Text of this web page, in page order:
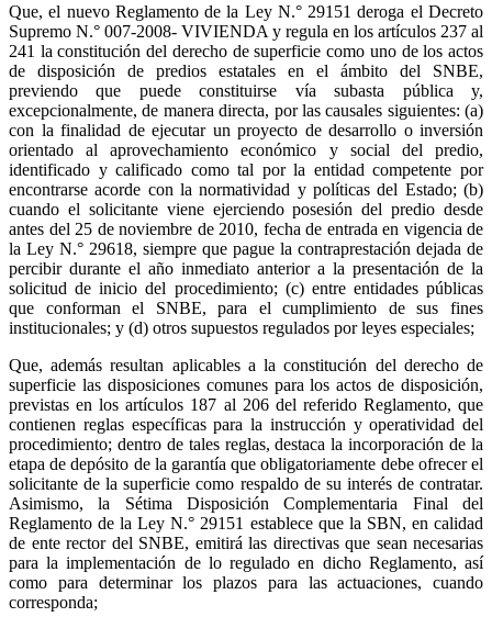
Que, el nuevo Reglamento de la Ley N.° 29151 deroga el Decreto
Supremo N.° 007-2008- VIVIENDA y regula en los artículos 237 al
241 la constitución del derecho de superficie como uno de los actos
de disposición de predios estatales en el ámbito del SNBE,
previendo que puede constituirse vía subasta pública y,
excepcionalmente, de manera directa, por las causales siguientes: (a)
con la finalidad de ejecutar un proyecto de desarrollo o inversión
orientado al aprovechamiento económico y social del predio,
identificado y calificado como tal por la entidad competente por
encontrarse acorde con la normatividad y políticas del Estado; (b)
cuando el solicitante viene ejerciendo posesión del predio desde
antes del 25 de noviembre de 2010, fecha de entrada en vigencia de
la Ley N.° 29618, siempre que pague la contraprestación dejada de
percibir durante el año inmediato anterior a la presentación de la
solicitud de inicio del procedimiento; (c) entre entidades públicas
que conforman el SNBE, para el cumplimiento de sus fines
institucionales; y (d) otros supuestos regulados por leyes especiales;
Que, además resultan aplicables a la constitución del derecho de
superficie las disposiciones comunes para los actos de disposición,
previstas en los artículos 187 al 206 del referido Reglamento, que
contienen reglas específicas para la instrucción y operatividad del
procedimiento; dentro de tales reglas, destaca la incorporación de la
etapa de depósito de la garantía que obligatoriamente debe ofrecer el
solicitante de la superficie como respaldo de su interés de contratar.
Asimismo, la Sétima Disposición Complementaria Final del
Reglamento de la Ley N.° 29151 establece que la SBN, en calidad
de ente rector del SNBE, emitirá las directivas que sean necesarias
para la implementación de lo regulado en dicho Reglamento, así
como para determinar los plazos para las actuaciones, cuando
corresponda;